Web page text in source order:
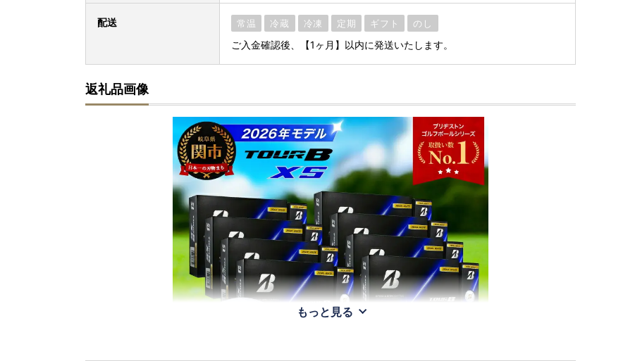
配送 常温 冷蔵 冷凍 定期 ギフト のし
ご入金確認後、【1ヶ月】以内に発送いたします。
返礼品画像
もっと見る